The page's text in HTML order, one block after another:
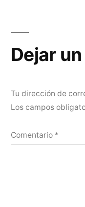
Dejar
Tu dirección de
Los campos
Comentario *